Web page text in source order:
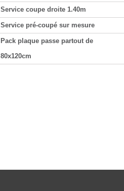
Service coupe droite 1.40m
Service pré-coupé sur mesure
Pack plaque passe partout de
80x120cm